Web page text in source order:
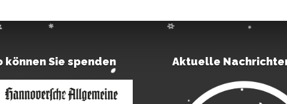
können Sie spenden Aktuelle